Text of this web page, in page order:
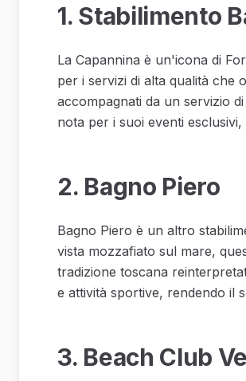
1. Stabilimento
La Capannina è un'icona di
per i servizi di alta qualità che
accompagnati da un servizio
nota per i suoi eventi
2. Bagno Piero
Bagno Piero è un altro
vista mozzafiato sul mare,
tradizione toscana
e attività sportive, rendendo il
3. Beach Club